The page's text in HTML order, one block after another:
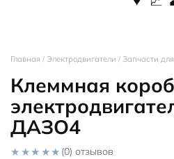
Главная / Электродвигатели / Запчасти
Клеммная
ДАЗО4
(0) отзывов